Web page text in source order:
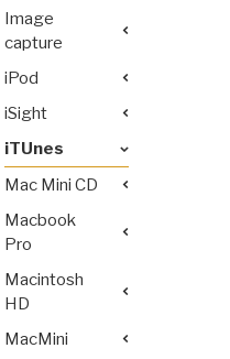
Image
capture
iPod
iSight
iTUnes
Mac Mini CD
Macbook
Pro
Macintosh
HD
MacMini